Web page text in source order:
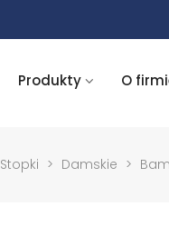
Produkty O
Stopki > Damskie >